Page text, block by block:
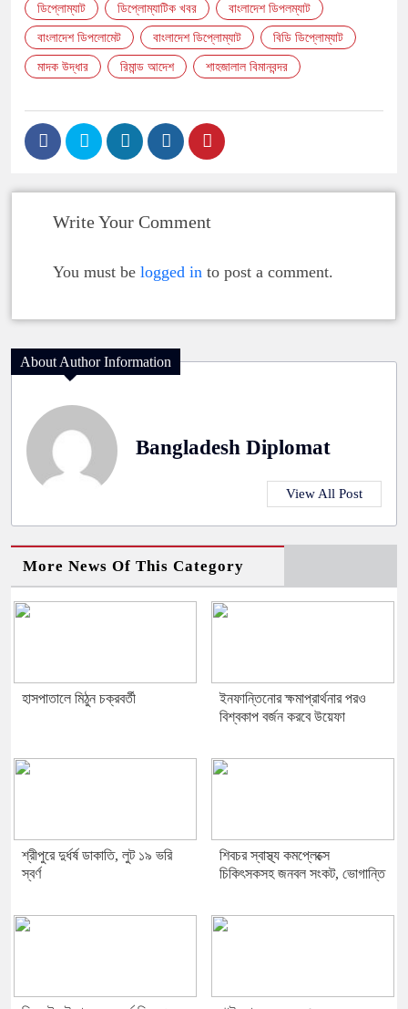
ডিপ্লোম্যাট ডিপ্লোম্যাটিক খবর বাংলাদেশ ডিপলম্যাট
বাংলাদেশ ডিপলোমেট বাংলাদেশ ডিপ্লোম্যাট বিডি ডিপ্লোম্যাট
মাদক উদ্ধার রিমান্ড আদেশ শাহজালাল বিমানবন্দর
Write Your Comment
You must be logged in to post a comment.
About Author Information
Bangladesh Diplomat
View All Post
More News Of This Category
হাসপাতালে মিঠুন চক্রবর্তী
ইনফান্তিনোর ক্ষমাপ্রার্থনার পরও
বিশ্বকাপ বর্জন করবে উয়েফা
শ্রীপুরে দুর্ধর্ষ ডাকাতি, লুট ১৯ ভরি
স্বর্ণ
শিবচর স্বাস্থ্য কমপ্লেক্সে
চিকিৎসকসহ জনবল সংকট, ভোগান্তি